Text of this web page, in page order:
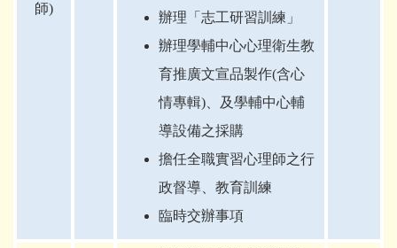
師)
辦理「志工研習訓練」
辦理學輔中心心理衛生教
育推廣文宣品製作(含心
情專輯)、及學輔中心輔
導設備之採購
擔任全職實習心理師之行
政督導、教育訓練
臨時交辦事項